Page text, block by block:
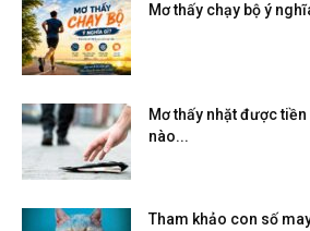
Mơ thấy chạy bộ ý
Mơ thấy nhặt được
nào...
Tham khảo con số